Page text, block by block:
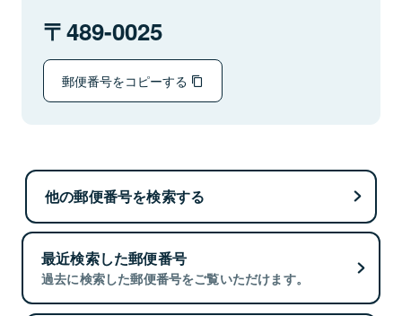
489-0025
郵便番号をコピーする
他の郵便番号を検索する
最近検索した郵便番号
過去に検索した郵便番号をご覧いただけます。